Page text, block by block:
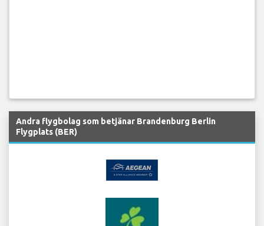
Andra flygbolag som betjänar Brandenburg Berlin
Flygplats (BER)